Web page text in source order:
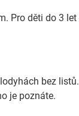
Pro děti do 3
bez
je poznáte.